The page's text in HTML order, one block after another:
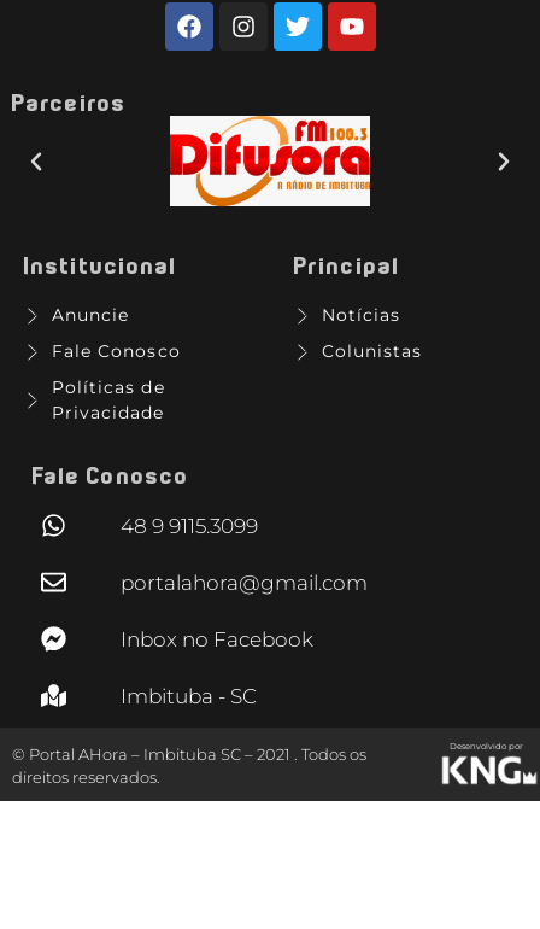
Parceiros
Institucional
Anuncie
Fale Conosco
Políticas de
Privacidade
Principal
Notícias
Colunistas
Fale Conosco
48 9 9115.3099
portalahora@gmail.com
Inbox no Facebook
Imbituba - SC
© Portal AHora – Imbituba SC – 2021 . Todos os
direitos reservados.
Desenvolvido por